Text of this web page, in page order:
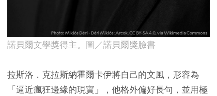
諾貝爾文學獎得主。圖／諾貝爾獎臉書
拉斯洛．克拉斯納霍爾卡伊將自己的文風，形容為
「逼近瘋狂邊緣的現實」，他格外偏好長句，並用極